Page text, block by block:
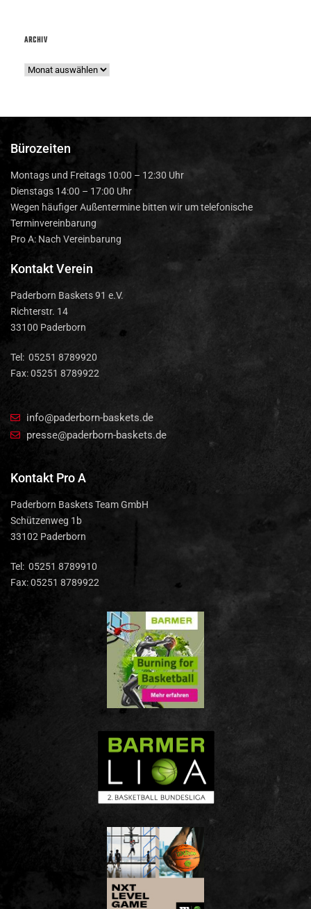
ARCHIV
Bürozeiten
Montags und Freitags 10:00 – 12:30 Uhr
Dienstags 14:00 – 17:00 Uhr
Wegen häufiger Außentermine bitten wir um telefonische
Terminvereinbarung
Pro A: Nach Vereinbarung
Kontakt Verein
Paderborn Baskets 91 e.V.
Richterstr. 14
33100 Paderborn
Tel: 05251 8789920
Fax: 05251 8789922
info@paderborn-baskets.de
presse@paderborn-baskets.de
Kontakt Pro A
Paderborn Baskets Team GmbH
Schützenweg 1b
33102 Paderborn
Tel: 05251 8789910
Fax: 05251 8789922